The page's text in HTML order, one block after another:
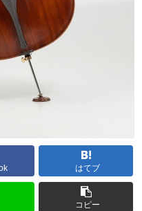
はてブ
コピー